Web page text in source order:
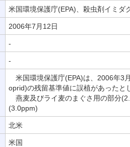
米国環境保護庁(EPA)、殺虫剤イミダ
2006年7月12日
-
-
米国環境保護庁(EPA)は、2006年3
oprid)の残留基準値に誤植があったと
燕麦及びライ麦のまぐさ用の部分
(3.0ppm)
北米
米国